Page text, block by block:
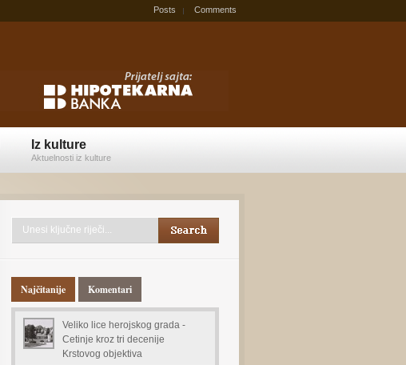
Posts Comments
Iz kulture
Aktuelnosti iz kulture
Najčitanije Komentari
Veliko lice herojskog grada -
Cetinje kroz tri decenije
Krstovog objektiva